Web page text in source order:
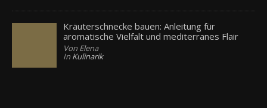
Kräuterschnecke bauen: Anleitung für
aromatische Vielfalt und mediterranes Flair
Von Elena
In Kulinarik